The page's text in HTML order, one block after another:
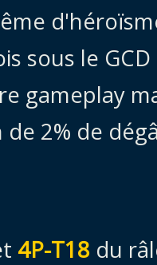
sous le
gameplay
2% de
4P-T18 du